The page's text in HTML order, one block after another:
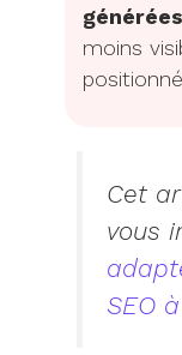
générées
moins
Cet
vous
SEO